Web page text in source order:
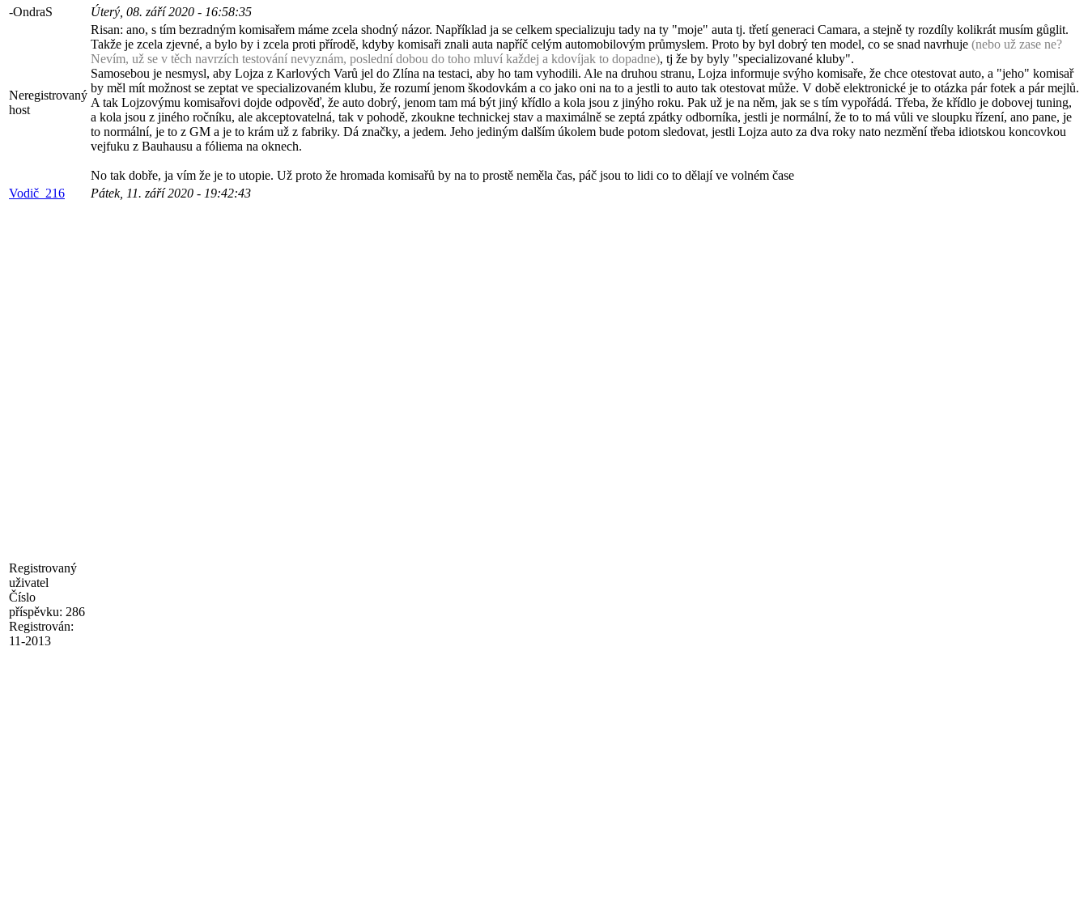
-OndraS Úterý, 08. září 2020 - 16:58:35
Neregistrovaný
host
Risan: ano, s tím bezradným komisařem máme zcela shodný názor. Například ja se celkem specializuju tady na ty "moje" auta tj. třetí generaci Camara, a stejně ty rozdíly kolikrát musím gůglit.
Takže je zcela zjevné, a bylo by i zcela proti přírodě, kdyby komisaři znali auta napříč celým automobilovým průmyslem. Proto by byl dobrý ten model, co se snad navrhuje (nebo už zase ne?
Nevím, už se v těch navrzích testování nevyznám, poslední dobou do toho mluví každej a kdovíjak to dopadne), tj že by byly "specializované kluby".
Samosebou je nesmysl, aby Lojza z Karlových Varů jel do Zlína na testaci, aby ho tam vyhodili. Ale na druhou stranu, Lojza informuje svýho komisaře, že chce otestovat auto, a "jeho" komisař
by měl mít možnost se zeptat ve specializovaném klubu, že rozumí jenom škodovkám a co jako oni na to a jestli to auto tak otestovat může. V době elektronické je to otázka pár fotek a pár mejlů.
A tak Lojzovýmu komisařovi dojde odpověď, že auto dobrý, jenom tam má být jiný křídlo a kola jsou z jinýho roku. Pak už je na něm, jak se s tím vypořádá. Třeba, že křídlo je dobovej tuning,
a kola jsou z jiného ročníku, ale akceptovatelná, tak v pohodě, zkoukne technickej stav a maximálně se zeptá zpátky odborníka, jestli je normální, že to to má vůli ve sloupku řízení, ano pane, je
to normální, je to z GM a je to krám už z fabriky. Dá značky, a jedem. Jeho jediným dalším úkolem bude potom sledovat, jestli Lojza auto za dva roky nato nezmění třeba idiotskou koncovkou
vejfuku z Bauhausu a fóliema na oknech.
No tak dobře, ja vím že je to utopie. Už proto že hromada komisařů by na to prostě neměla čas, páč jsou to lidi co to dělají ve volném čase
Vodič_216
Pátek, 11. září 2020 - 19:42:43
Registrovaný
uživatel
Číslo
příspěvku: 286
Registrován:
11-2013